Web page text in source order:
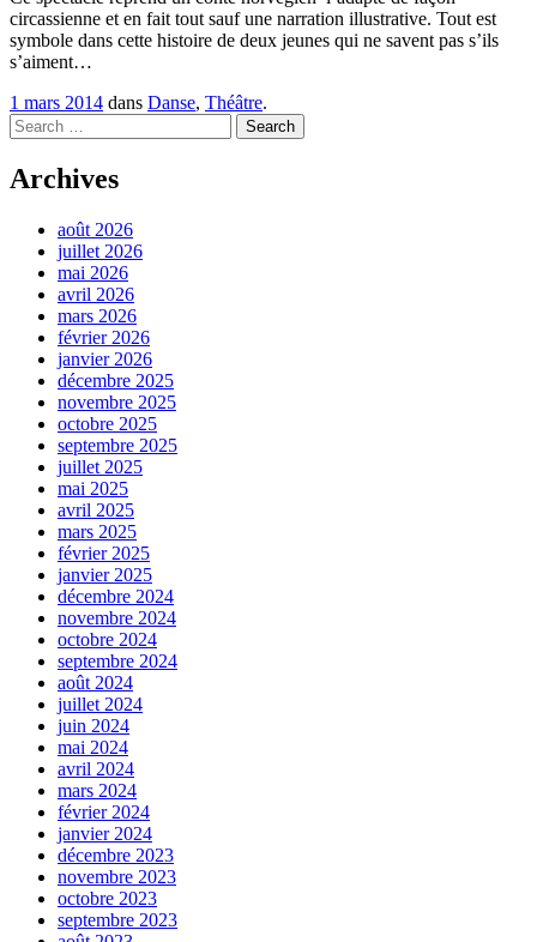
circassienne et en fait tout sauf une narration illustrative. Tout est
symbole dans cette histoire de deux jeunes qui ne savent pas s’ils
s’aiment…
1 mars 2014 dans Danse, Théâtre.
Search
Archives
août 2026
juillet 2026
mai 2026
avril 2026
mars 2026
février 2026
janvier 2026
décembre 2025
novembre 2025
octobre 2025
septembre 2025
juillet 2025
mai 2025
avril 2025
mars 2025
février 2025
janvier 2025
décembre 2024
novembre 2024
octobre 2024
septembre 2024
août 2024
juillet 2024
juin 2024
mai 2024
avril 2024
mars 2024
février 2024
janvier 2024
décembre 2023
novembre 2023
octobre 2023
septembre 2023